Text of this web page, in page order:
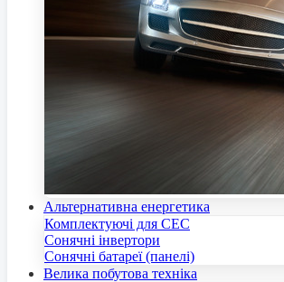
Альтернативна енергетика
Комплектуючі для СЕС
Сонячні інвертори
Сонячні батареї (панелі)
Велика побутова техніка